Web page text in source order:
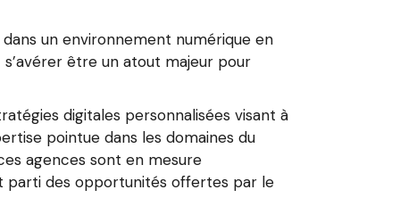
un environnement numérique en
être un atout majeur pour
digitales personnalisées visant à
pointue dans les domaines du
agences sont en mesure
parti des opportunités offertes par le